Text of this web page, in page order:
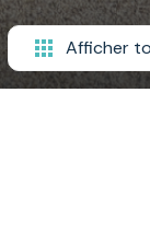
Afficher